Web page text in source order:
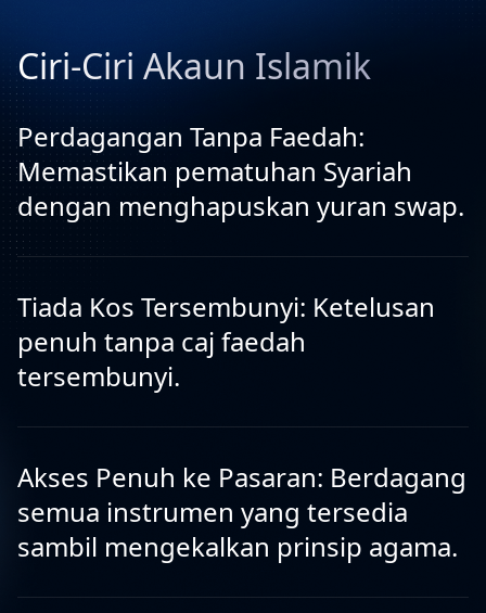
Ciri-Ciri Akaun Islamik
Perdagangan Tanpa Faedah:
Memastikan pematuhan Syariah
dengan menghapuskan yuran swap.
Tiada Kos Tersembunyi: Ketelusan
penuh tanpa caj faedah
tersembunyi.
Akses Penuh ke Pasaran: Berdagang
semua instrumen yang tersedia
sambil mengekalkan prinsip agama.